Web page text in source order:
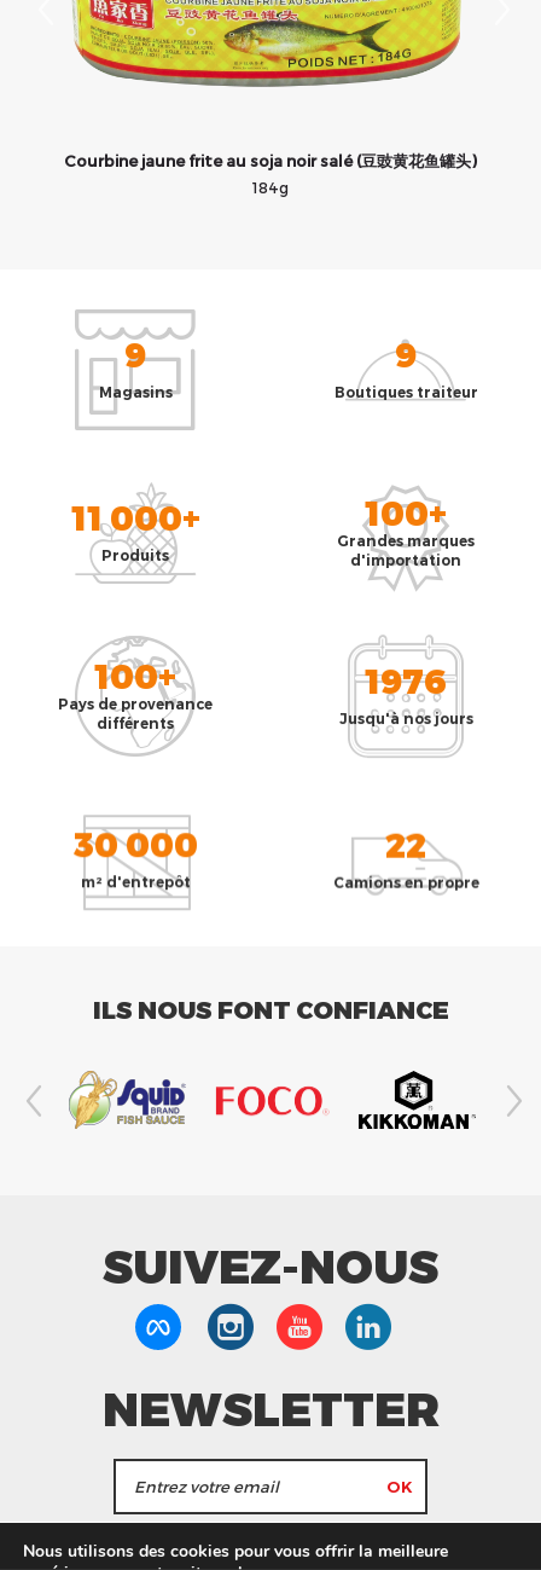
Courbine jaune frite au soja noir salé (豆豉黄花鱼罐头)
184g
9
Magasins
9
Boutiques traiteur
11 000+
Produits
100+
Grandes marques
d'importation
100+
Pays de provenance
différents
1976
Jusqu'à nos jours
30 000
m² d'entrepôt
22
Camions en propre
ILS NOUS FONT CONFIANCE
SUIVEZ-NOUS
NEWSLETTER
J'accepte de recevoir les actualités et les
Nous utilisons des cookies pour vous offrir la meilleure